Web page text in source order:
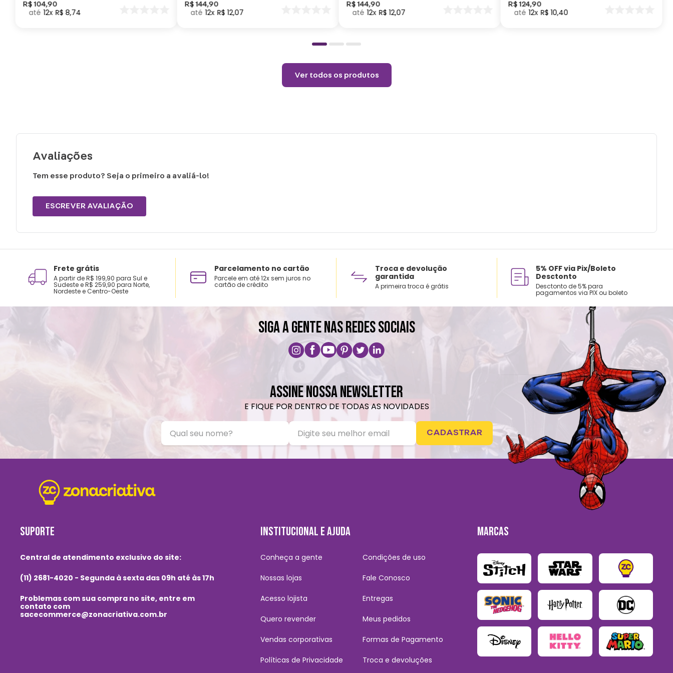
R$ 104,90
12 R$ 8,74
Como Treinar
seu Dragão
R$ 144,90
12 R$ 12,07
R$ 144,90
12 R$ 12,07
R$ 124,90
12 R$ 10,40
Ver todos os produtos
Avaliações
Tem esse produto? Seja o primeiro a avaliá-lo!
ESCREVER AVALIAÇÃO
Frete grátis
A partir de R$ 199,90 para Sul e
Sudeste e R$ 259,90 para Norte,
Nordeste e Centro-Oeste
Parcelamento no cartão
Parcele em até 12x sem juros no
cartão de crédito
Troca e devolução
garantida
A primeira troca é grátis
5% OFF via Pix/Boleto
Desctonto
Desctonto de 5% para
pagamentos via PIX ou boleto
SIGA A GENTE NAS REDES SOCIAIS
ASSINE NOSSA NEWSLETTER
E FIQUE POR DENTRO DE TODAS AS NOVIDADES
CADASTRAR
SUPORTE
Central de atendimento exclusivo do site:
(11) 2681-4020 - Segunda à sexta das 09h até às 17h
Problemas com sua compra no site, entre em
contato com
sacecommerce@zonacriativa.com.br
INSTITUCIONAL E AJUDA
Conheça a gente
Nossas lojas
Acesso lojista
Quero revender
Vendas corporativas
Políticas de Privacidade
Condições de uso
Fale Conosco
Entregas
Meus pedidos
Formas de Pagamento
Troca e devoluções
MARCAS